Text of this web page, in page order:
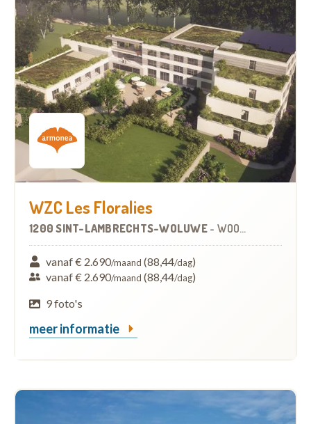
WZC Les Floralies
1200 SINT-LAMBRECHTS-WOLUWE - WOONZORGCENTRUM (WZC)
vanaf € 2.690/maand (88,44/dag)
vanaf € 2.690/maand (88,44/dag)
9 foto's
meer informatie